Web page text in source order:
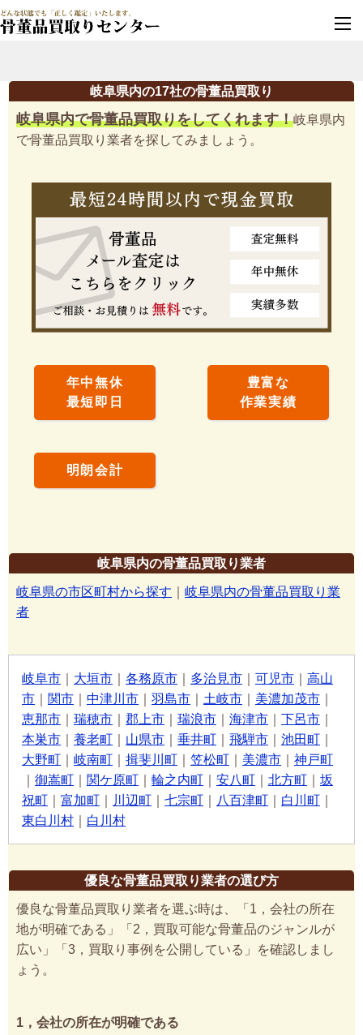
岐阜県内の17社の骨董品買取り
岐阜県内で骨董品買取りをしてくれます！岐阜県内
で骨董品買取り業者を探してみましょう。
年中無休
最短即日
豊富な
作業実績
明朗会計
岐阜県内の骨董品買取り業者
岐阜県の市区町村から探す
岐阜県内の骨董品買取り業
者
岐阜市 大垣市 各務原市 多治見市 可児市
高山
市
関市 中津川市 羽島市 土岐市 美濃加茂市
恵那市
瑞穂市 郡上市 瑞浪市 海津市 下呂市
本巣市
養老町 山県市 垂井町 飛騨市 池田町
大野町
岐南町 揖斐川町 笠松町 美濃市
神戸町
御嵩町 関ケ原町 輪之内町 安八町 北方町
坂
祝町
富加町 川辺町 七宗町 八百津町 白川町
東白川村
白川村
優良な骨董品買取り業者の選び方
優良な骨董品買取り業者を選ぶ時は、「1，会社の所在
地が明確である」「2，買取可能な骨董品のジャンルが
広い」「3，買取り事例を公開している」を確認しまし
ょう。
1，会社の所在が明確である